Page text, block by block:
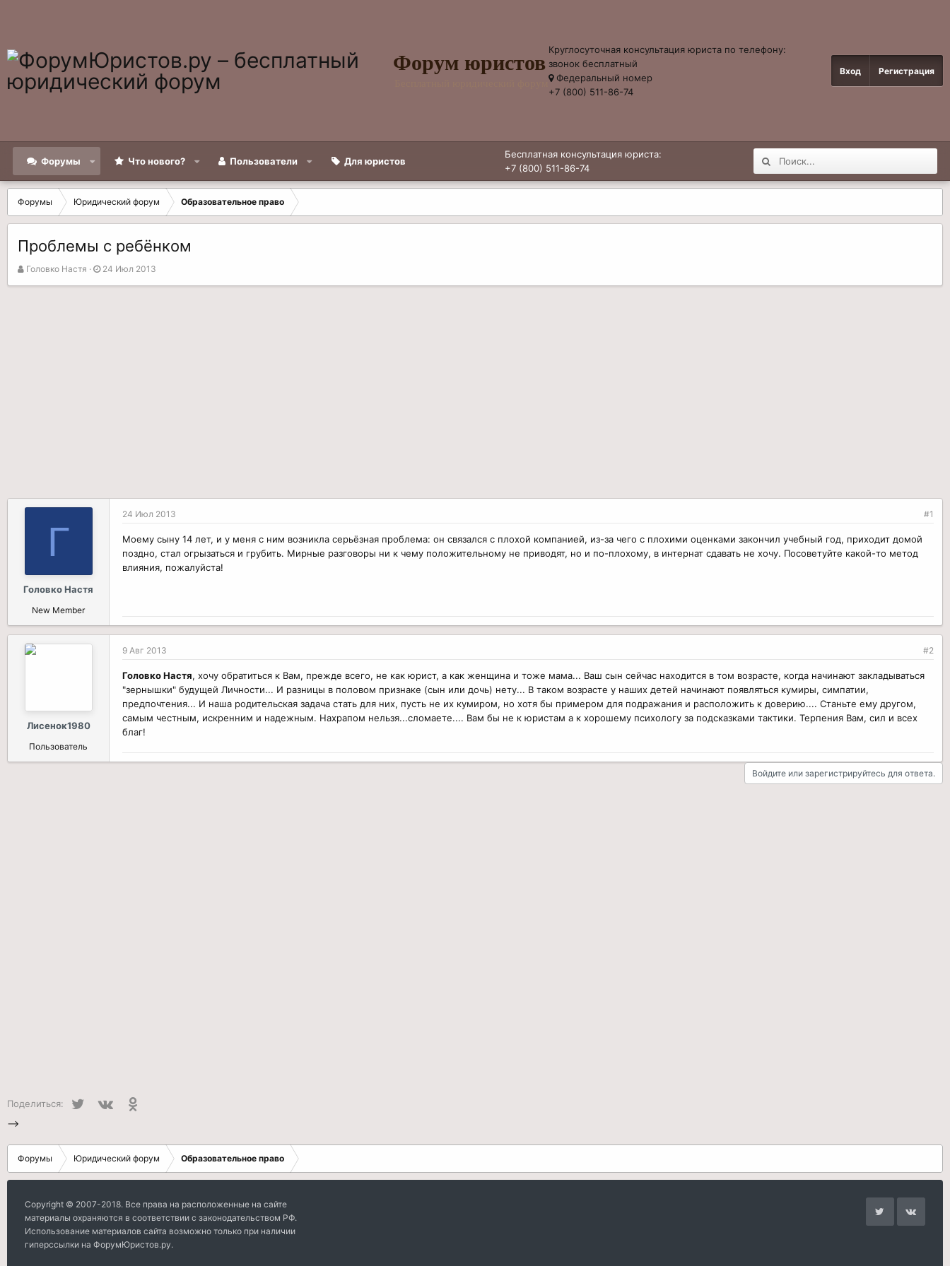
Форум юристов
Круглосуточная консультация юриста по телефону:
звонок бесплатный
Федеральный номер
+7 (800) 511-86-74
Вход Регистрация
Форумы Что нового? Пользователи Для юристов
Бесплатная консультация юриста:
+7 (800) 511-86-74
Форумы Юридический форум Образовательное право
Проблемы с ребёнком
А
Головко Настя
Д
24 Июл 2013
Г
Головко Настя
New Member
24 Июл 2013 #1
Моему сыну 14 лет, и у меня с ним возникла серьёзная проблема: он связался с плохой компанией, из-за чего с плохими оценками закончил учебный год, приходит домой
поздно, стал огрызаться и грубить. Мирные разговоры ни к чему положительному не приводят, но и по-плохому, в интернат сдавать не хочу. Посоветуйте какой-то метод
влияния, пожалуйста!
Лисенок1980
Пользователь
9 Авг 2013 #2
Головко Настя, хочу обратиться к Вам, прежде всего, не как юрист, а как женщина и тоже мама... Ваш сын сейчас находится в том возрасте, когда начинают закладываться
"зернышки" будущей Личности... И разницы в половом признаке (сын или дочь) нету... В таком возрасте у наших детей начинают появляться кумиры, симпатии,
предпочтения... И наша родительская задача стать для них, пусть не их кумиром, но хотя бы примером для подражания и расположить к доверию.... Станьте ему другом,
самым честным, искренним и надежным. Нахрапом нельзя...сломаете.... Вам бы не к юристам а к хорошему психологу за подсказками тактики. Терпения Вам, сил и всех
благ!
Войдите или зарегистрируйтесь для ответа.
Поделиться: Twitter
-->
Форумы Юридический форум Образовательное право
Copyright © 2007-2018. Все права на расположенные на сайте
материалы охраняются в соответствии с законодательством РФ.
Использование материалов сайта возможно только при наличии
гиперссылки на ФорумЮристов.ру.